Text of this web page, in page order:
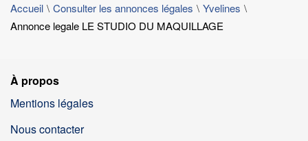
Accueil Consulter les annonces légales
Yvelines
Annonce legale LE STUDIO DU MAQUILLAGE
À propos
Mentions légales
Nous contacter